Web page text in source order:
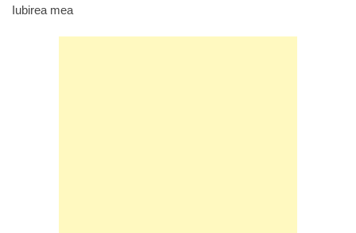
Iubirea mea